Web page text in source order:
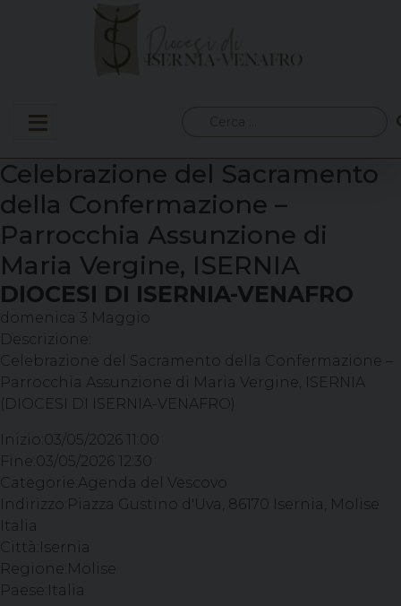
per:
Celebrazione del Sacramento
della Confermazione –
Parrocchia Assunzione di
Maria Vergine, ISERNIA
DIOCESI DI ISERNIA-VENAFRO
domenica 3 Maggio
Descrizione:
Celebrazione del Sacramento della Confermazione –
Parrocchia Assunzione di Maria Vergine, ISERNIA
(DIOCESI DI ISERNIA-VENAFRO)
Inizio: 03/05/2026 11:00
Fine: 03/05/2026 12:30
Categorie: Agenda del Vescovo
Indirizzo: Piazza Gustino d'Uva, 86170 Isernia, Molise
Italia
Città: Isernia
Regione: Molise
Paese: Italia